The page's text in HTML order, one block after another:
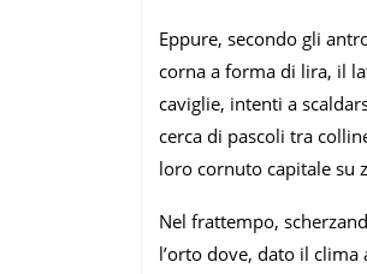
Eppure, secondo gli
corna a forma di lira, il
caviglie, intenti a
cerca di pascoli tra
loro cornuto capitale su
Nel frattempo,
l’orto dove, dato il